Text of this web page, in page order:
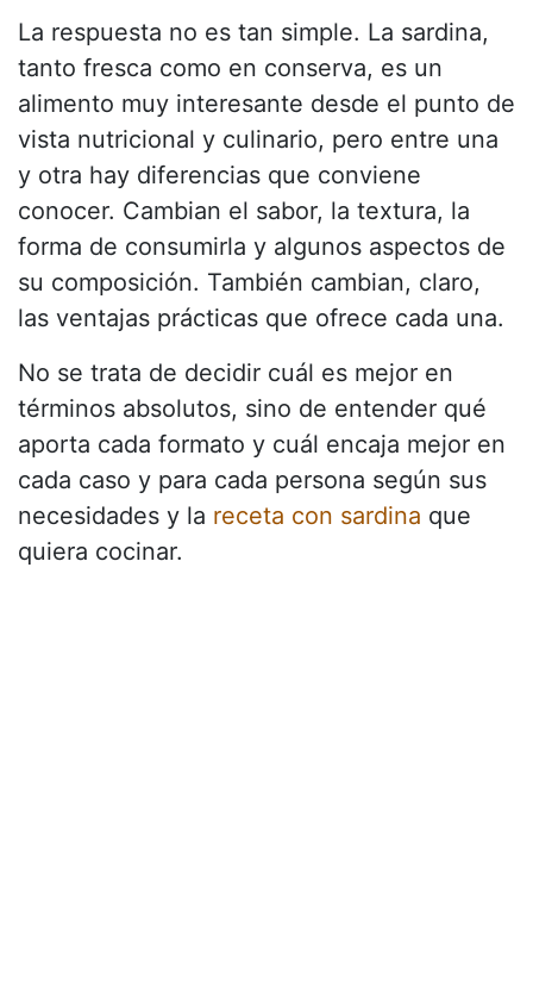
La respuesta no es tan simple. La sardina,
tanto fresca como en conserva, es un
alimento muy interesante desde el punto de
vista nutricional y culinario, pero entre una
y otra hay diferencias que conviene
conocer. Cambian el sabor, la textura, la
forma de consumirla y algunos aspectos de
su composición. También cambian, claro,
las ventajas prácticas que ofrece cada una.
No se trata de decidir cuál es mejor en
términos absolutos, sino de entender qué
aporta cada formato y cuál encaja mejor en
cada caso y para cada persona según sus
necesidades y la receta con sardina que
quiera cocinar.